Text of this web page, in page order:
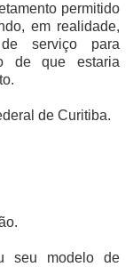
permitido
em realidade,
serviço para
de que estaria
de Curitiba.
.
seu modelo de